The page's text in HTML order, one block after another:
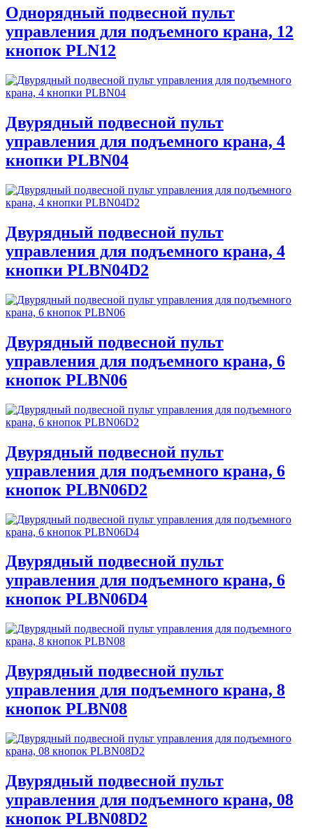
Однорядный подвесной пульт
управления для подъемного крана, 12
кнопок PLN12
Двурядный подвесной пульт
управления для подъемного крана, 4
кнопки PLBN04
Двурядный подвесной пульт
управления для подъемного крана, 4
кнопки PLBN04D2
Двурядный подвесной пульт
управления для подъемного крана, 6
кнопок PLBN06
Двурядный подвесной пульт
управления для подъемного крана, 6
кнопок PLBN06D2
Двурядный подвесной пульт
управления для подъемного крана, 6
кнопок PLBN06D4
Двурядный подвесной пульт
управления для подъемного крана, 8
кнопок PLBN08
Двурядный подвесной пульт
управления для подъемного крана, 08
кнопок PLBN08D2